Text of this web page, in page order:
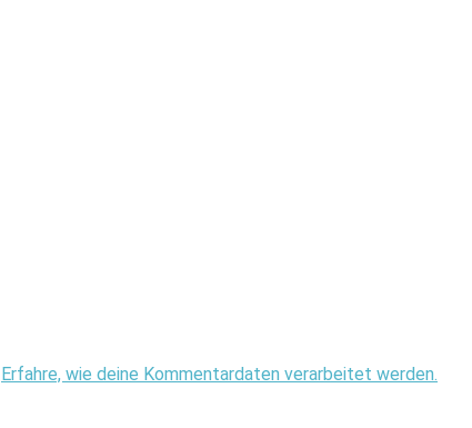
Erfahre, wie deine Kommentardaten verarbeitet werden.